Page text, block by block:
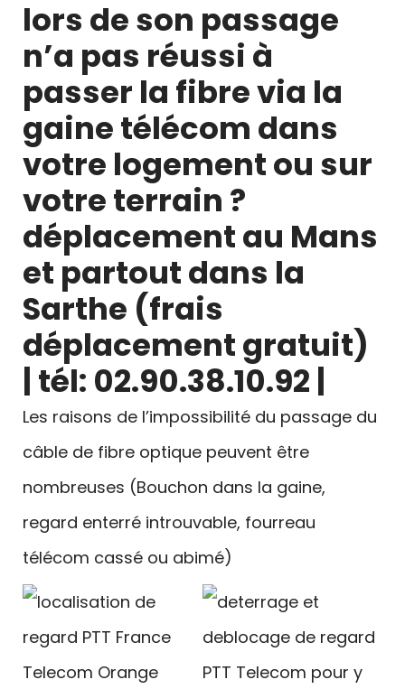
lors de son passage
n’a pas réussi à
passer la fibre via la
gaine télécom dans
votre logement ou sur
votre terrain ?
déplacement au Mans
et partout dans la
Sarthe (frais
déplacement gratuit)
| tél: 02.90.38.10.92 |
Les raisons de l’impossibilité du passage du
câble de fibre optique peuvent être
nombreuses (Bouchon dans la gaine,
regard enterré introuvable, fourreau
télécom cassé ou abimé)